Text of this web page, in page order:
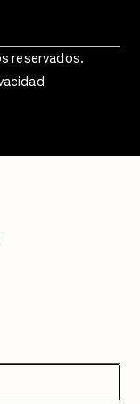
reservados.